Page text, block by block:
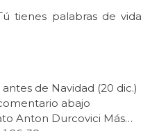
tienes palabras de vida
de Navidad (20 dic.)
abajo
Anton Durcovici Más…